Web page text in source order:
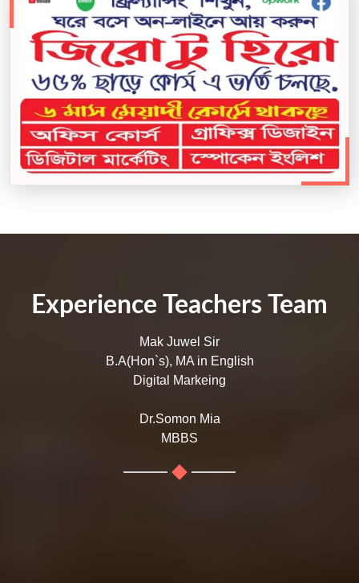
Experience Teachers Team
Mak Juwel Sir
B.A(Hon`s), MA in English
Digital Markeing
Dr.Somon Mia
MBBS